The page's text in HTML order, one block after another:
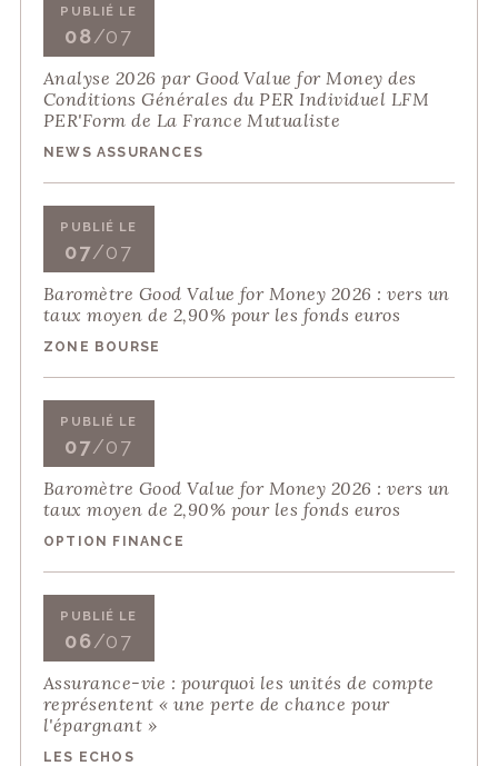
PUBLIÉ LE
08/07
Analyse 2026 par Good Value for Money des
Conditions Générales du PER Individuel LFM
PER'Form de La France Mutualiste
NEWS ASSURANCES
PUBLIÉ LE
07/07
Baromètre Good Value for Money 2026 : vers un
taux moyen de 2,90% pour les fonds euros
ZONE BOURSE
PUBLIÉ LE
07/07
Baromètre Good Value for Money 2026 : vers un
taux moyen de 2,90% pour les fonds euros
OPTION FINANCE
PUBLIÉ LE
06/07
Assurance-vie : pourquoi les unités de compte
représentent « une perte de chance pour
l'épargnant »
LES ECHOS